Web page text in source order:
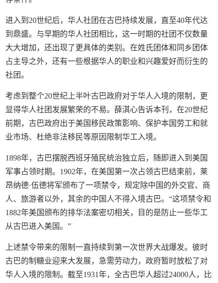
进入到20世纪后，华人社团在古巴持续发展，直至40年代达
到鼎盛。与早期的华人社团相比，这一时期的社团不仅数量
大大增加，还出现了更具体的类别。在姓氏团体和同乡团体
占主导之外，还有一些根据华人的职业和兴趣爱好而衍生的
社团。
考虑到整个20世纪上半叶古巴政府对于华人入境的限制，更
显得华人社团发展繁荣的不易。薛淇心告诉本刊，在20世纪
前期，古巴政府出于美国移民政策影响、保护本国劳工和就
业市场、杜绝非法移民等原因限制华工入境。
1898年，古巴摆脱西班牙殖民统治独立后，随即进入到美国
军事占领时期。1902年，在美国第一次占领古巴结束前，莱
昂纳德·伍德将军颁布了一项禁令，规定除中国的外交官、商
人、旅游者以外，其余的中国人不得入境古巴。“这项禁令和
1882年美国颁布的排华法案密切相关，目的是防止一些华工
从古巴进入美国。”
上述禁令带来的限制一直持续到第一次世界大战爆发。彼时
古巴的制糖业迎来大发展，急需劳动力，政府暂时放松了对
华人入境的限制。截至1931年，全古巴华人超过24000人，比